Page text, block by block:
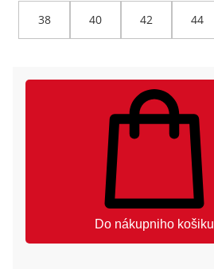
38 40 42 44
Do nákupniho košiku